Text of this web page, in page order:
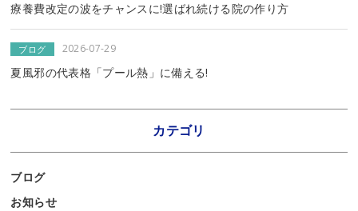
療養費改定の波をチャンスに!選ばれ続ける院の作り方
ブログ 2026-07-29
夏風邪の代表格「プール熱」に備える!
カテゴリ
ブログ
お知らせ